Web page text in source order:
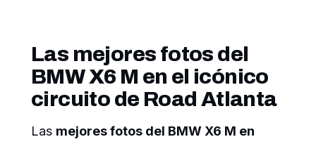
Las mejores fotos del
BMW X6 M en el icónico
circuito de Road Atlanta
Las mejores fotos del BMW X6 M en